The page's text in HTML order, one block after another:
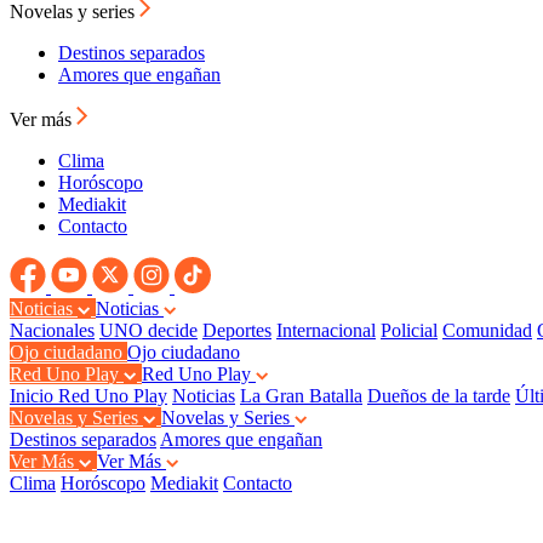
Novelas y series
Destinos separados
Amores que engañan
Ver más
Clima
Horóscopo
Mediakit
Contacto
Noticias
Noticias
Nacionales UNO decide Deportes Internacional Policial Comunidad
Ojo ciudadano Ojo ciudadano
Red Uno Play
Red Uno Play
Inicio Red Uno Play Noticias La Gran Batalla Dueños de la tarde
Novelas y Series
Novelas y Series
Destinos separados Amores que engañan
Ver Más
Ver Más
Clima Horóscopo Mediakit Contacto